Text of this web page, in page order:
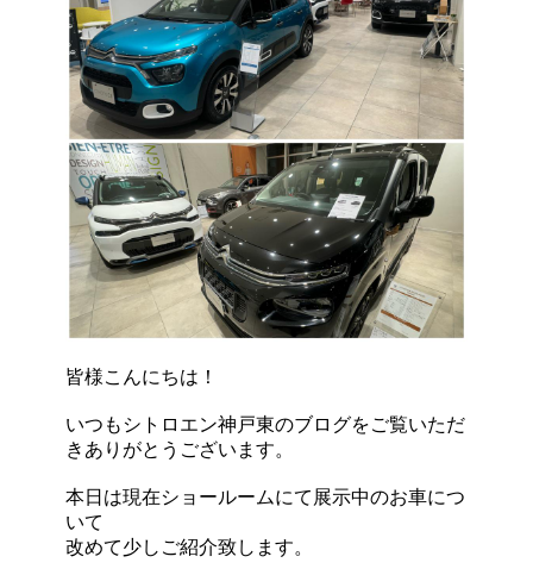
皆様こんにちは！
いつもシトロエン神戸東のブログをご覧いただ
きありがとうございます。
本日は現在ショールームにて展示中のお車につ
いて
改めて少しご紹介致します。